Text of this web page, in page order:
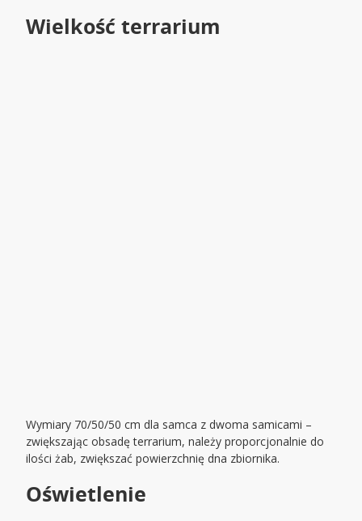
Wielkość terrarium
Wymiary 70/50/50 cm dla samca z dwoma samicami –
zwiększając obsadę terrarium, należy proporcjonalnie do
ilości żab, zwiększać powierzchnię dna zbiornika.
Oświetlenie